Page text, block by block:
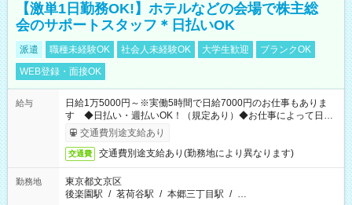
【激単1日勤務OK!】ホテルなどの会場で株主総
会のサポートスタッフ＊日払いOK
派遣 職種未経験OK 社会人未経験OK 大学生歓迎
ブランクOK
WEB登録・面接OK
給与
日給1万5000円～※実働5時間で日給7000円のお仕事もありま
す ◆日払い・週払いOK！（規定あり）◆お仕事によって日給
も異なります
交通費別途支給あり
交通費 交通費別途支給あり(勤務地により異なります)
勤務地
東京都文京区
後楽園駅 / 茗荷谷駅 / 本郷三丁目駅 / …